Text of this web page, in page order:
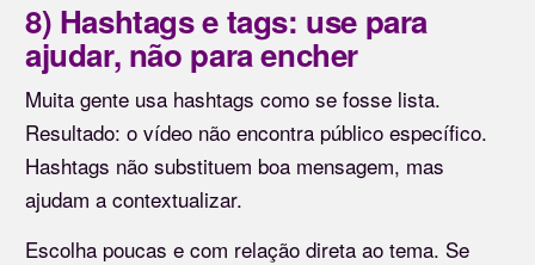
8) Hashtags e tags: use para
ajudar, não para encher
Muita gente usa hashtags como se fosse lista.
Resultado: o vídeo não encontra público específico.
Hashtags não substituem boa mensagem, mas
ajudam a contextualizar.
Escolha poucas e com relação direta ao tema. Se